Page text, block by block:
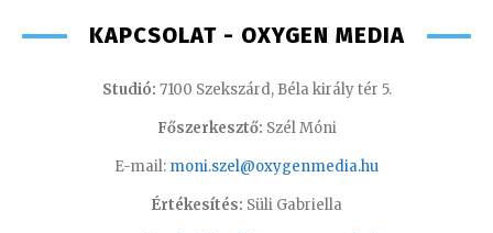
KAPCSOLAT - OXYGEN MEDIA
Studió: 7100 Szekszárd, Béla király tér 5.
Főszerkesztő: Szél Móni
E-mail: moni.szel@oxygenmedia.hu
Értékesítés: Süli Gabriella